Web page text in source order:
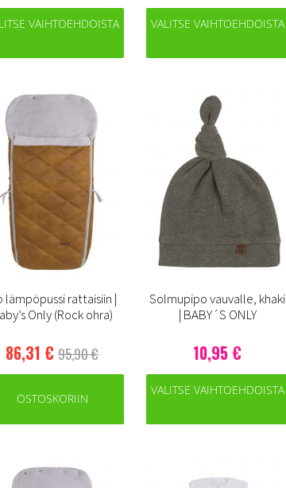
VAIHTOEHDOISTA VALITSE VAIHTOEHDOISTA
lämpöpussi rattaisiin |
Only (Rock ohra)
86,31 € 95,90 €
OSTOSKORIIN
Solmupipo vauvalle, khaki
| BABY´S ONLY
10,95 €
VALITSE VAIHTOEHDOISTA